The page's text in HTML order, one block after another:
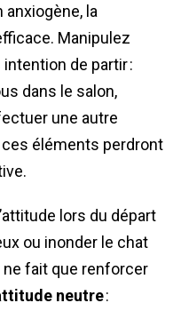
la
Manipulez
de partir :
dans le salon,
une autre
éléments perdront
lors du départ
ou inonder le chat
ne fait que renforcer
neutre: